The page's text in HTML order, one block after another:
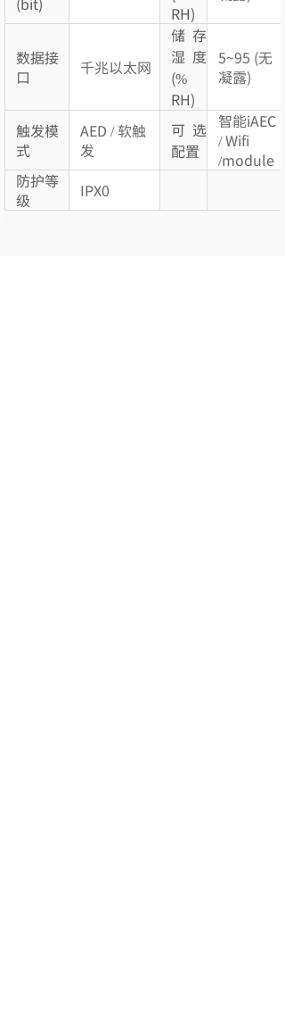
RH)
数据接
口
千兆以太网
储存
湿度
(%
RH)
5~95 (无
凝露)
触发模
式
AED / 软触
发
可选
配置
智能iAEC
/ Wifi
/module
防护等
级
IPX0